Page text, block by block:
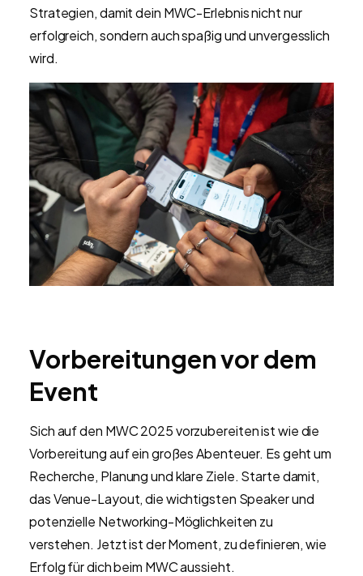
Strategien, damit dein MWC-Erlebnis nicht nur
erfolgreich, sondern auch spaßig und unvergesslich
wird.
Vorbereitungen vor dem
Event
Sich auf den MWC 2025 vorzubereiten ist wie die
Vorbereitung auf ein großes Abenteuer. Es geht um
Recherche, Planung und klare Ziele. Starte damit,
das Venue-Layout, die wichtigsten Speaker und
potenzielle Networking-Möglichkeiten zu
verstehen. Jetzt ist der Moment, zu definieren, wie
Erfolg für dich beim MWC aussieht.